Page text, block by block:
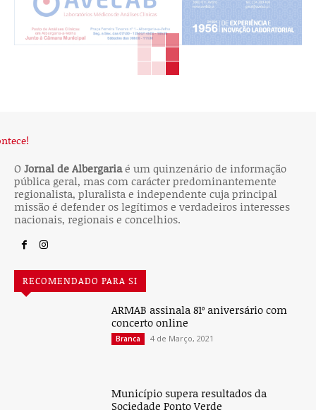
O Jornal de Albergariaé um quinzenário de informação
pública geral, mas com carácter predominantemente
regionalista, pluralista e independente cuja principal
missão é defender os legítimos e verdadeiros interesses
nacionais, regionais e concelhios.
RECOMENDADO PARA SI
ARMAB assinala 81º aniversário com
concerto online
Branca 4 de Março, 2021
Município supera resultados da
Sociedade Ponto Verde